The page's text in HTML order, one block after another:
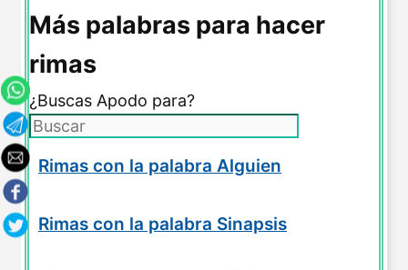
Más palabras para hacer
rimas
¿Buscas Apodo para?
Rimas con la palabra Alguien
Rimas con la palabra Sinapsis